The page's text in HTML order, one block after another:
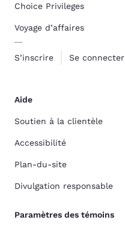
Choice Privileges
Voyage d’affaires
S’inscrire Se connecter
Aide
Soutien à la clientèle
Accessibilité
Plan-du-site
Divulgation responsable
Paramètres des témoins